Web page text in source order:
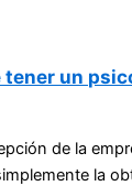
un
de la
la